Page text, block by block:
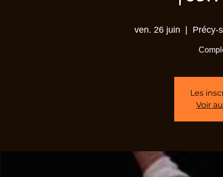
ven. 26 juin Précy-
Les
Voir